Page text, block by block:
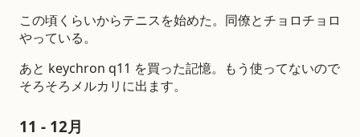
この頃くらいからテニスを始めた。同僚とチョロチョロ
やっている。
あと keychron q11 を買った記憶。もう使ってないので
そろそろメルカリに出ます。
11 - 12月